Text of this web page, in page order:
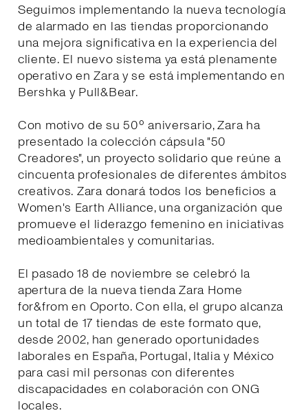
Seguimos implementando la nueva tecnología
de alarmado en las tiendas proporcionando
una mejora significativa en la experiencia del
cliente. El nuevo sistema ya está plenamente
operativo en Zara y se está implementando en
Bershka y Pull&Bear.
Con motivo de su 50º aniversario, Zara ha
presentado la colección cápsula "50
Creadores", un proyecto solidario que reúne a
cincuenta profesionales de diferentes ámbitos
creativos. Zara donará todos los beneficios a
Women's Earth Alliance, una organización que
promueve el liderazgo femenino en iniciativas
medioambientales y comunitarias.
El pasado 18 de noviembre se celebró la
apertura de la nueva tienda Zara Home
for&from en Oporto. Con ella, el grupo alcanza
un total de 17 tiendas de este formato que,
desde 2002, han generado oportunidades
laborales en España, Portugal, Italia y México
para casi mil personas con diferentes
discapacidades en colaboración con ONG
locales.